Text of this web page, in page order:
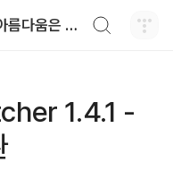
💗지금 이 순간, 나의 아름다움은 가장 빛난다!
1.4.1 -